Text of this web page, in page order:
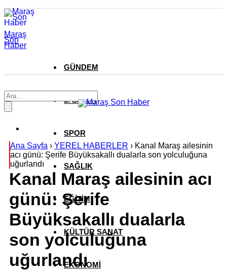
Maraş
Son
Haber
GÜNDEM
3. SAYFA
SPOR
SAĞLIK
EĞİTİM
KÜLTÜR SANAT
EKONOMİ
Ana Sayfa › YEREL HABERLER › Kanal Maraş ailesinin
acı günü: Şerife Büyüksakallı dualarla son yolculuğuna
uğurlandı
Kanal Maraş ailesinin acı
günü: Şerife
Büyüksakallı dualarla
son yolculuğuna
uğurlandı